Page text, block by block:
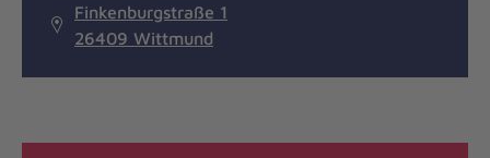
Finkenburgstraße 1
26409 Wittmund